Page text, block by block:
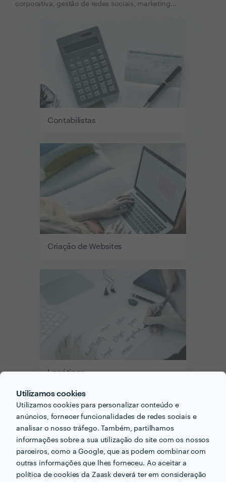
Utilizamos cookies
Utilizamos cookies para personalizar conteúdo e
anúncios, fornecer funcionalidades de redes sociais e
analisar o nosso tráfego. Também, partilhamos
informações sobre a sua utilização do site com os nossos
parceiros, como a Google, que as podem combinar com
outras informações que lhes forneceu. Ao aceitar a
política de cookies da Zaask deverá ter em consideração
corporativa, gestão de redes sociais, marketing…
Contabilistas
Criação de Websites
Logótipos
Cartões de Visita
Contabilidade Organizada
Design Gráfico